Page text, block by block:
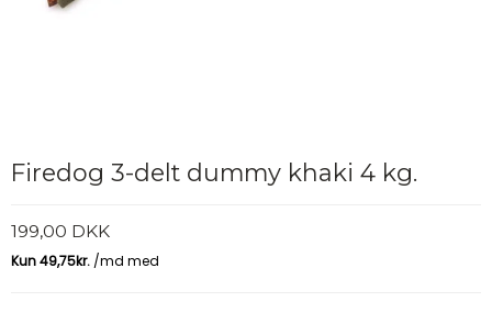
Firedog 3-delt dummy khaki 4 kg.
199,00 DKK